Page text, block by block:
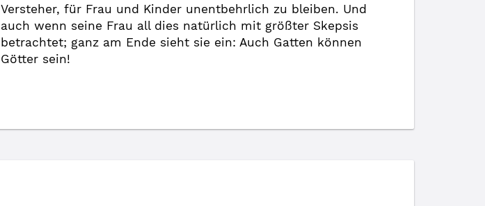
Versteher, für Frau und Kinder unentbehrlich zu bleiben. Und
auch wenn seine Frau all dies natürlich mit größter Skepsis
betrachtet; ganz am Ende sieht sie ein: Auch Gatten können
Götter sein!